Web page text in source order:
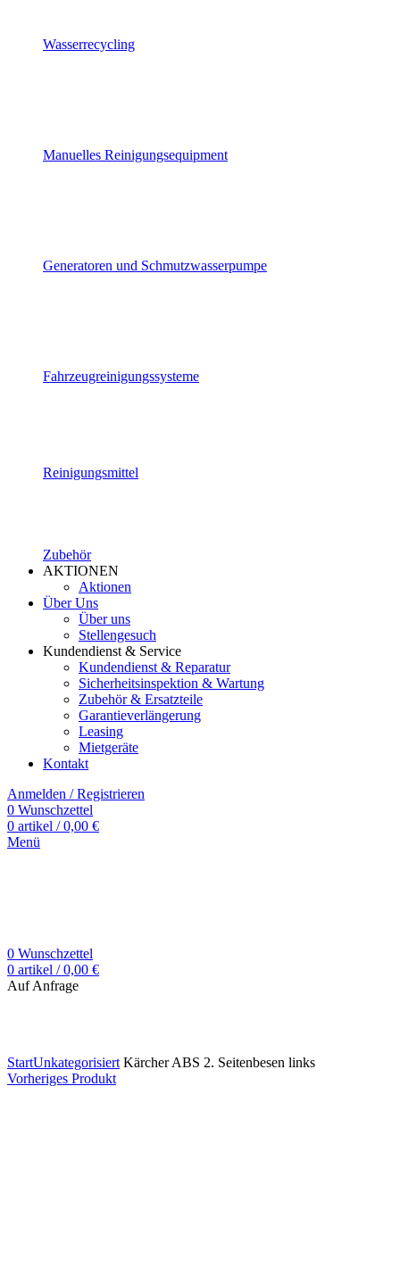
Wasserrecycling
Manuelles Reinigungsequipment
Generatoren und Schmutzwasserpumpe
Fahrzeugreinigungssysteme
Reinigungsmittel
Zubehör
AKTIONEN
Aktionen
Über Uns
Über uns
Stellengesuch
Kundendienst & Service
Kundendienst & Reparatur
Sicherheitsinspektion & Wartung
Zubehör & Ersatzteile
Garantieverlängerung
Leasing
Mietgeräte
Kontakt
Anmelden / Registrieren
0 Wunschzettel
0 artikel / 0,00 €
Menü
0 Wunschzettel
0 artikel / 0,00 €
Auf Anfrage
StartUnkategorisiert Kärcher ABS 2. Seitenbesen links
Vorheriges Produkt